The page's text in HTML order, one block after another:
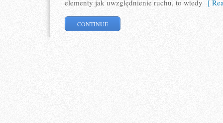
elementy jak uwzględnienie ruchu, to wtedy [
CONTINUE